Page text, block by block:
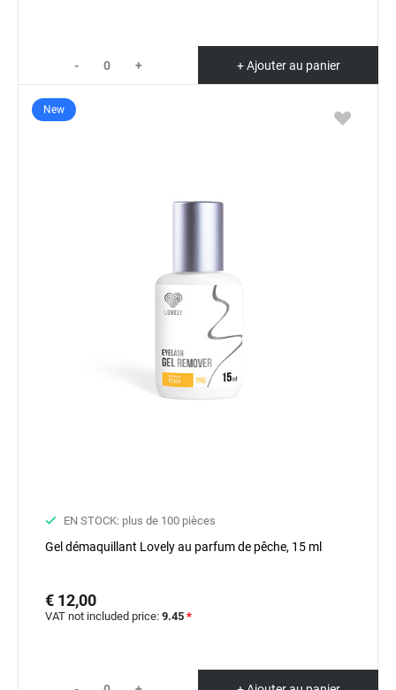
- + + Ajouter au panier
New
EN STOCK: plus de 100 pièces
Gel démaquillant Lovely au parfum de pêche, 15 ml
€ 12,00
VAT not included price: 9.45 *